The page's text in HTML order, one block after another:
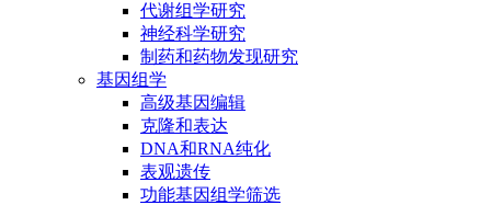
代谢组学研究
神经科学研究
制药和药物发现研究
基因组学
高级基因编辑
克隆和表达
DNA和RNA纯化
表观遗传
功能基因组学筛选